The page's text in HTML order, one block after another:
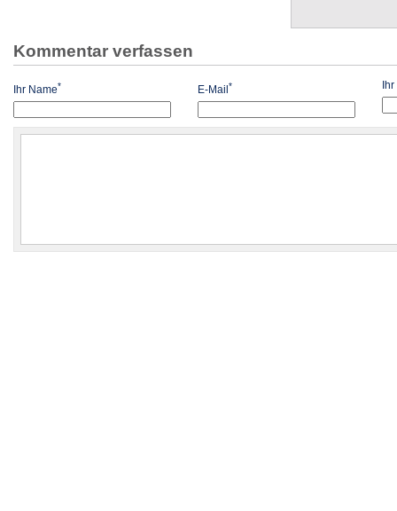
Kommentar verfassen
Ihr Name* E-Mail* Ihr